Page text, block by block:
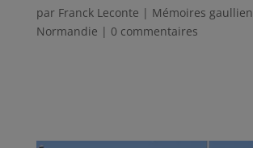
par Franck Leconte | Mémoires
Normandie | 0 commentaires